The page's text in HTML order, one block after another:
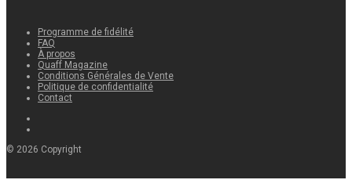
Programme de fidélité
FAQ
À propos
Quaff Magazine
Conditions Générales de Vente
Politique de confidentialité
Contact
© 2026 Copyright